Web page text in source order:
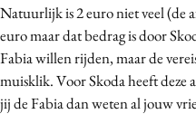
Data & Insights
Design
Digital transformation
Diversiteit
Natuurlijk is 2 euro niet veel (de
euro maar dat bedrag is door
Fabia willen rijden, maar de
muisklik. Voor Skoda heeft deze
jij de Fabia dan weten al jouw